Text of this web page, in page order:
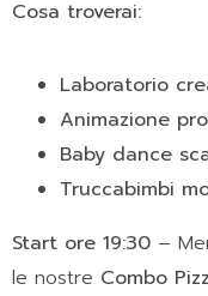
Cosa troverai:
Laboratorio
Animazione
Baby dance
Truccabimbi
Start ore 19:30 –
le nostre Combo